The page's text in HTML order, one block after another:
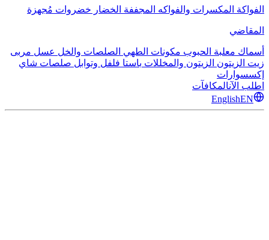
الفواكة المكسرات والفواكه المجففة الخضار خضروات مُجهزة
المقاضي
أسماك معلبة الحبوب مكونات الطهي الصلصات والخل عسل مربى
زيت الزيتون الزيتون والمخللات باستا فلفل وتوابل صلصات شاي
إكسسوارات
اطلب الآنالمكافآت
EnglishEN